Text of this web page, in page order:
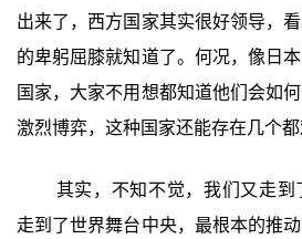
出来了，西方国家其实很好领导，
的卑躬屈膝就知道了。何况，像日
国家，大家不用想都知道他们会如
激烈博弈，这种国家还能存在几个都
其实，不知不觉，我们又走到
走到了世界舞台中央，最根本的推